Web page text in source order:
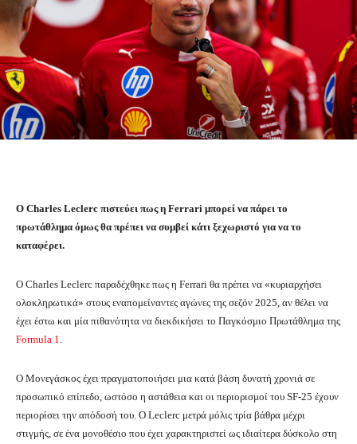
Ο Charles Leclerc πιστεύει πως η Ferrari μπορεί να πάρει το
πρωτάθλημα όμως θα πρέπει να συμβεί κάτι ξεχωριστό για να το
καταφέρει.
Ο Charles Leclerc παραδέχθηκε πως η Ferrari θα πρέπει να «κυριαρχήσει
ολοκληρωτικά» στους εναπομείναντες αγώνες της σεζόν 2025, αν θέλει να
έχει έστω και μία πιθανότητα να διεκδικήσει το Παγκόσμιο Πρωτάθλημα της
Formula 1
Ο Μονεγάσκος έχει πραγματοποιήσει μια κατά βάση δυνατή χρονιά σε
προσωπικό επίπεδο, ωστόσο η αστάθεια και οι περιορισμοί του SF-25 έχουν
περιορίσει την απόδοσή του. Ο Leclerc μετρά μόλις τρία βάθρα μέχρι
στιγμής, σε ένα μονοθέσιο που έχει χαρακτηριστεί ως ιδιαίτερα δύσκολο στη